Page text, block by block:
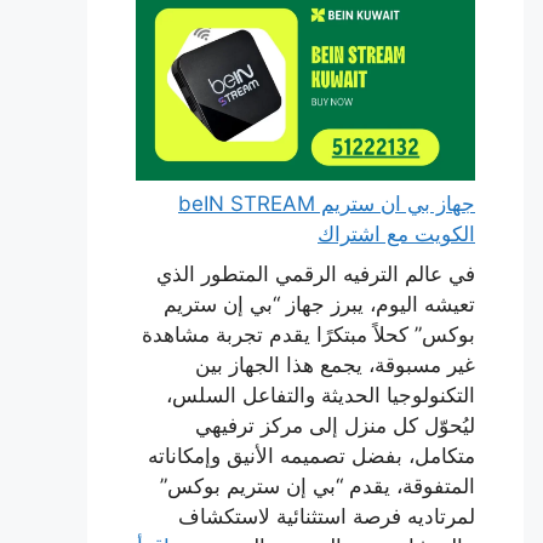
جهاز بي ان ستريم beIN STREAM
الكويت مع اشتراك
في عالم الترفيه الرقمي المتطور الذي
تعيشه اليوم، يبرز جهاز “بي إن ستريم
بوكس” كحلاً مبتكرًا يقدم تجربة مشاهدة
غير مسبوقة، يجمع هذا الجهاز بين
التكنولوجيا الحديثة والتفاعل السلس،
ليُحوّل كل منزل إلى مركز ترفيهي
متكامل، بفضل تصميمه الأنيق وإمكاناته
المتفوقة، يقدم “بي إن ستريم بوكس”
لمرتاديه فرصة استثنائية لاستكشاف